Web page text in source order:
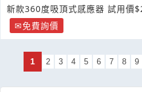
新款360度吸頂式感應器 試用價
化 免費詢價
1 2 3 4 5 6 7 8 9